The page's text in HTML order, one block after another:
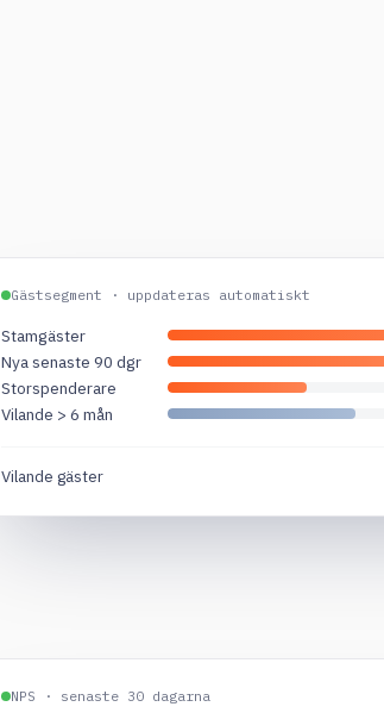
Gästsegment · uppdateras automatiskt
Stamgäster
Nya senaste 90 dgr
Storspenderare
Vilande > 6 mån
Vilande gäster
NPS · senaste 30 dagarna